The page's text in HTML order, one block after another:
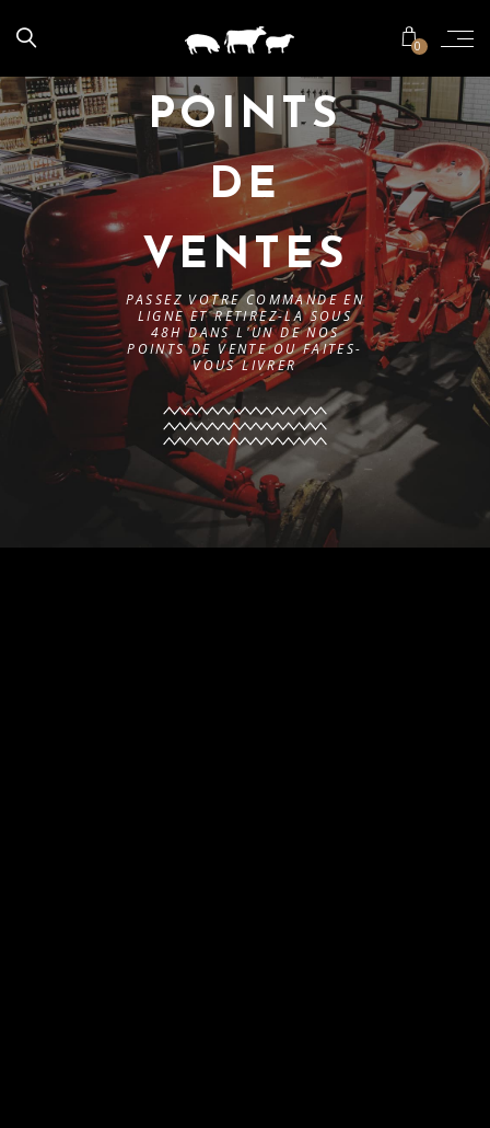
0
POINTS
DE
VENTES
PASSEZ VOTRE COMMANDE EN
LIGNE ET RETIREZ-LA SOUS
48H DANS L'UN DE NOS
POINTS DE VENTE OU FAITES-
VOUS LIVRER